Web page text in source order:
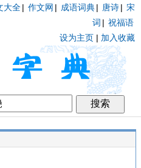
大全| 作文网 | 成语词典| 唐诗| 宋
词 | 祝福语
设为主页 | 加入收藏